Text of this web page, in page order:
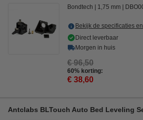
Bondtech 1,75 mm
Bekijk de specificaties
Direct leverbaar
Morgen in huis
€ 96,50
60% korting:
€ 38,60
Antclabs BLTouch Auto Bed Leveling